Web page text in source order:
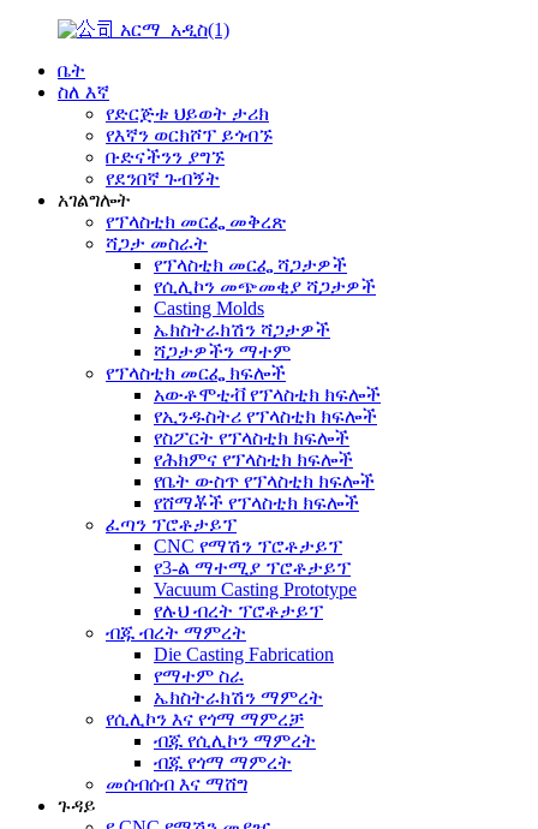
ቤት
ስለ እኛ
የድርጅቱ ህይወት ታሪክ
የእኛን ወርክሾፕ ይጎብኙ
ቡድናችንን ያግኙ
የደንበኛ ጉብኝት
አገልግሎት
የፕላስቲክ መርፌ መቅረጽ
ሻጋታ መስራት
የፕላስቲክ መርፌ ሻጋታዎች
የሲሊኮን መጭመቂያ ሻጋታዎች
Casting Molds
ኤክስትራክሽን ሻጋታዎች
ሻጋታዎችን ማተም
የፕላስቲክ መርፌ ክፍሎች
አውቶሞቲቭ የፕላስቲክ ክፍሎች
የኢንዱስትሪ የፕላስቲክ ክፍሎች
የስፖርት የፕላስቲክ ክፍሎች
የሕክምና የፕላስቲክ ክፍሎች
የቤት ውስጥ የፕላስቲክ ክፍሎች
የሸማቾች የፕላስቲክ ክፍሎች
ፈጣን ፕሮቶታይፕ
CNC የማሽን ፕሮቶታይፕ
የ3-ል ማተሚያ ፕሮቶታይፕ
Vacuum Casting Prototype
የሉህ ብረት ፕሮቶታይፕ
ብጁ ብረት ማምረት
Die Casting Fabrication
የማተም ስራ
ኤክስትራክሽን ማምረት
የሲሊኮን እና የጎማ ማምረቻ
ብጁ የሲሊኮን ማምረት
ብጁ የጎማ ማምረት
መሰብሰብ እና ማሸግ
ጉዳይ